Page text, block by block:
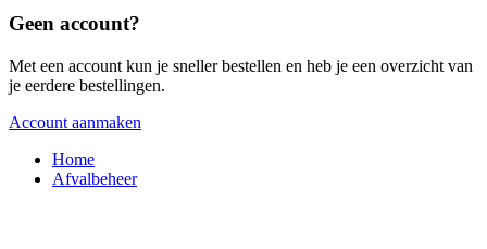
Geen account?
Met een account kun je sneller bestellen en heb je een overzicht van
je eerdere bestellingen.
Account aanmaken
Home
Afvalbeheer